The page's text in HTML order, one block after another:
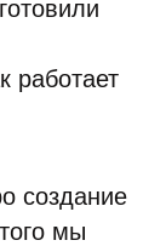
работает
создание
мы